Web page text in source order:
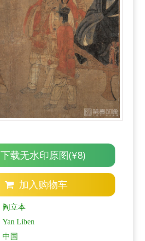
下载无水印原图(¥8)
加入购物车
阎立本
Yan Liben
中国